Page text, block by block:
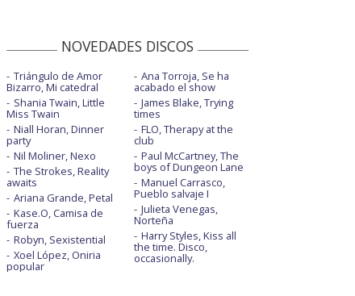
NOVEDADES DISCOS
Triángulo de Amor
Bizarro, Mi catedral
Shania Twain, Little
Miss Twain
Niall Horan, Dinner
party
Nil Moliner, Nexo
The Strokes, Reality
awaits
Ariana Grande, Petal
Kase.O, Camisa de
fuerza
Robyn, Sexistential
Xoel López, Oniria
popular
Ana Torroja, Se ha
acabado el show
James Blake, Trying
times
FLO, Therapy at the
club
Paul McCartney, The
boys of Dungeon Lane
Manuel Carrasco,
Pueblo salvaje I
Julieta Venegas,
Norteña
Harry Styles, Kiss all
the time. Disco,
occasionally.